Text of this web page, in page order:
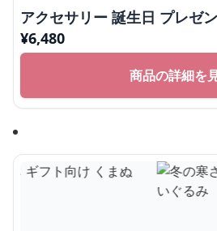
アクセサリー 誕生日 プレゼ
¥6,480
商品の詳細を